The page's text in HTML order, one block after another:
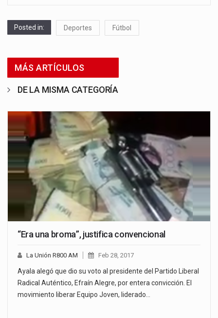
Posted in: Deportes Fútbol
MÁS ARTÍCULOS
DE LA MISMA CATEGORÍA
“Era una broma”, justifica convencional
La Unión R800 AM Feb 28, 2017
Ayala alegó que dio su voto al presidente del Partido Liberal
Radical Auténtico, Efraín Alegre, por entera convicción. El
movimiento liberar Equipo Joven, liderado…